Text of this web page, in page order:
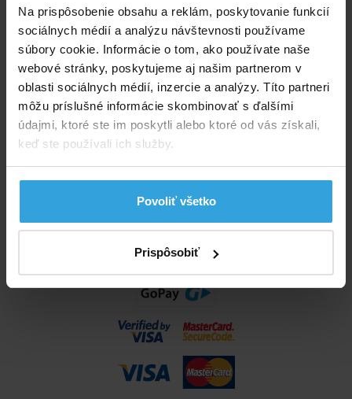
Na prispôsobenie obsahu a reklám, poskytovanie funkcií
sociálnych médií a analýzu návštevnosti používame
súbory cookie. Informácie o tom, ako používate naše
webové stránky, poskytujeme aj našim partnerom v
oblasti sociálnych médií, inzercie a analýzy. Títo partneri
môžu príslušné informácie skombinovať s ďalšími
údajmi, ktoré ste im poskytli alebo ktoré od vás získali,
keď ste používali ich služby.
Povoliť všetko
Prispôsobiť
Poradíme vám!
info@bazenyshop.sk
02 2057 0035
Telefónne číslo neslúži na objednaní tovaru
Všetko o nákupe
Obchodné podmienky
Možnosti dopravy a platby
Reklamácie
Odstúpenie od zmluvy